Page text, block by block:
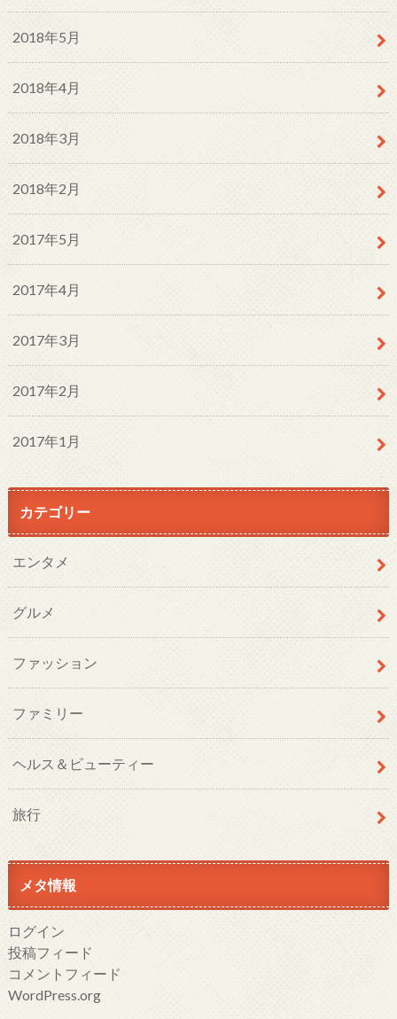
2018年5月
2018年4月
2018年3月
2018年2月
2017年5月
2017年4月
2017年3月
2017年2月
2017年1月
カテゴリー
エンタメ
グルメ
ファッション
ファミリー
ヘルス＆ビューティー
旅行
メタ情報
ログイン
投稿フィード
コメントフィード
WordPress.org